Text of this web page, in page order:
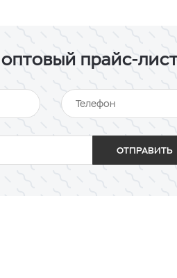
прайс-
ОТПРАВИТЬ